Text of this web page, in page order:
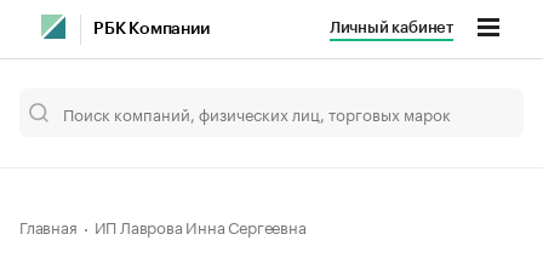
РБК Компании Личный кабинет
Главная ИП Лаврова Инна Сергеевна